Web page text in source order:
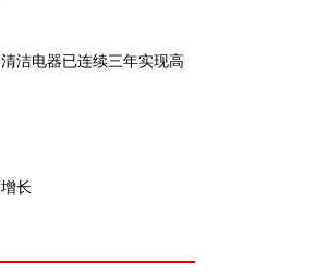
清洁电器已连续三年实现高
增长